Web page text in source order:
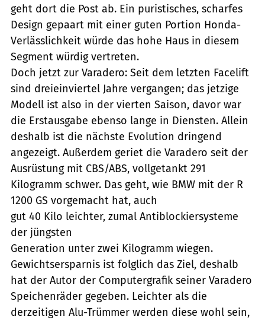
geht dort die Post ab. Ein puristisches, scharfes
Design gepaart mit einer guten Portion Honda-
Verlässlichkeit würde das hohe Haus in diesem
Segment würdig vertreten.
Doch jetzt zur Varadero: Seit dem letzten Facelift
sind dreieinviertel Jahre vergangen; das jetzige
Modell ist also in der vierten Saison, davor war
die Erstausgabe ebenso lange in Diensten. Allein
deshalb ist die nächste Evolution dringend
angezeigt. Außerdem geriet die Varadero seit der
Ausrüstung mit CBS/ABS, vollgetankt 291
Kilogramm schwer. Das geht, wie BMW mit der R
1200 GS vorgemacht hat, auch
gut 40 Kilo leichter, zumal Antiblockiersysteme
der jüngsten
Generation unter zwei Kilogramm wiegen.
Gewichtsersparnis ist folglich das Ziel, deshalb
hat der Autor der Computergrafik seiner Varadero
Speichenräder gegeben. Leichter als die
derzeitigen Alu-Trümmer werden diese wohl sein,